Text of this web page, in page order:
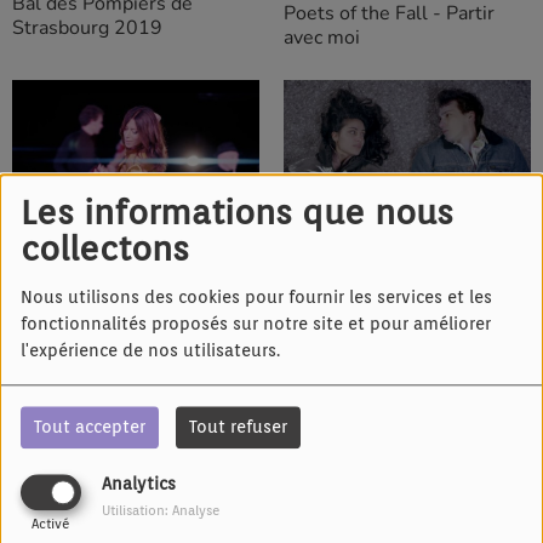
Les informations que nous
collectons
Nous utilisons des cookies pour fournir les services et les
fonctionnalités proposés sur notre site et pour améliorer
l'expérience de nos utilisateurs.
Tout accepter Tout refuser
Analytics
Activé
Utilisation: Analyse
Strasbourg 2019
Poets of the Fall - Partir
avec moi
IL Y A 7 ANS
Rose - Larmes à paillettes
IL Y A 7 ANS
ET L'ARMURE
IL Y A 7 ANS
Evelyne Brochu